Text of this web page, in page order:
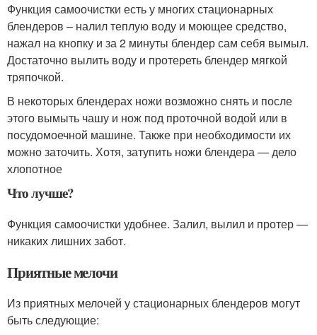
Функция самоочистки есть у многих стационарных
блендеров – налил теплую воду и моющее средство,
нажал на кнопку и за 2 минуты блендер сам себя вымыл.
Достаточно вылить воду и протереть блендер мягкой
тряпочкой.
В некоторых блендерах ножи возможно снять и после
этого вымыть чашу и нож под проточной водой или в
посудомоечной машине. Также при необходимости их
можно заточить. Хотя, затупить ножи блендера — дело
хлопотное
Что лучше?
Функция самоочистки удобнее. Залил, вылил и протер —
никаких лишних забот.
Приятные мелочи
Из приятных мелочей у стационарных блендеров могут
быть следующие: